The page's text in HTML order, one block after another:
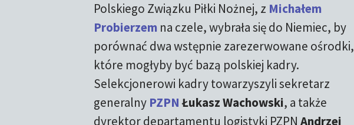
Polskiego Związku Piłki Nożnej, z Michałem
Probierzem na czele, wybrała się do Niemiec, by
porównać dwa wstępnie zarezerwowane ośrodki,
które mogłyby być bazą polskiej kadry.
Selekcjonerowi kadry towarzyszyli sekretarz
generalny PZPN Łukasz Wachowski, a także
dyrektor departamentu logistyki PZPN Andrzej